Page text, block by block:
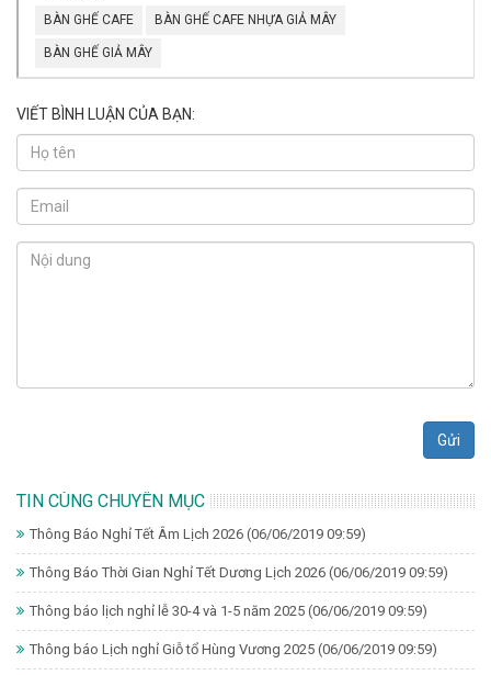
BÀN GHẾ CAFE
BÀN GHẾ CAFE NHỰA GIẢ MÂY
BÀN GHẾ GIẢ MÂY
VIẾT BÌNH LUẬN CỦA BẠN:
Gửi
TIN CÙNG CHUYÊN MỤC
Thông Báo Nghỉ Tết Âm Lịch 2026 (06/06/2019 09:59)
Thông Báo Thời Gian Nghỉ Tết Dương Lịch 2026 (06/06/2019 09:59)
Thông báo lịch nghỉ lễ 30-4 và 1-5 năm 2025 (06/06/2019 09:59)
Thông báo Lịch nghỉ Giỗ tổ Hùng Vương 2025 (06/06/2019 09:59)